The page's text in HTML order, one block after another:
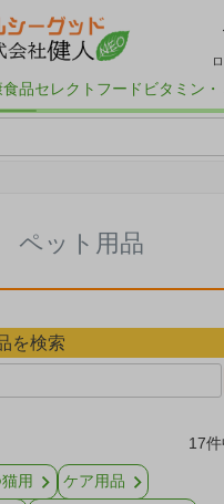
品セレクトフード ビタミン
ペット用品
を検索
17件
用
ケア用品